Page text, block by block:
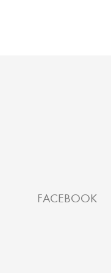
FACEBOOK